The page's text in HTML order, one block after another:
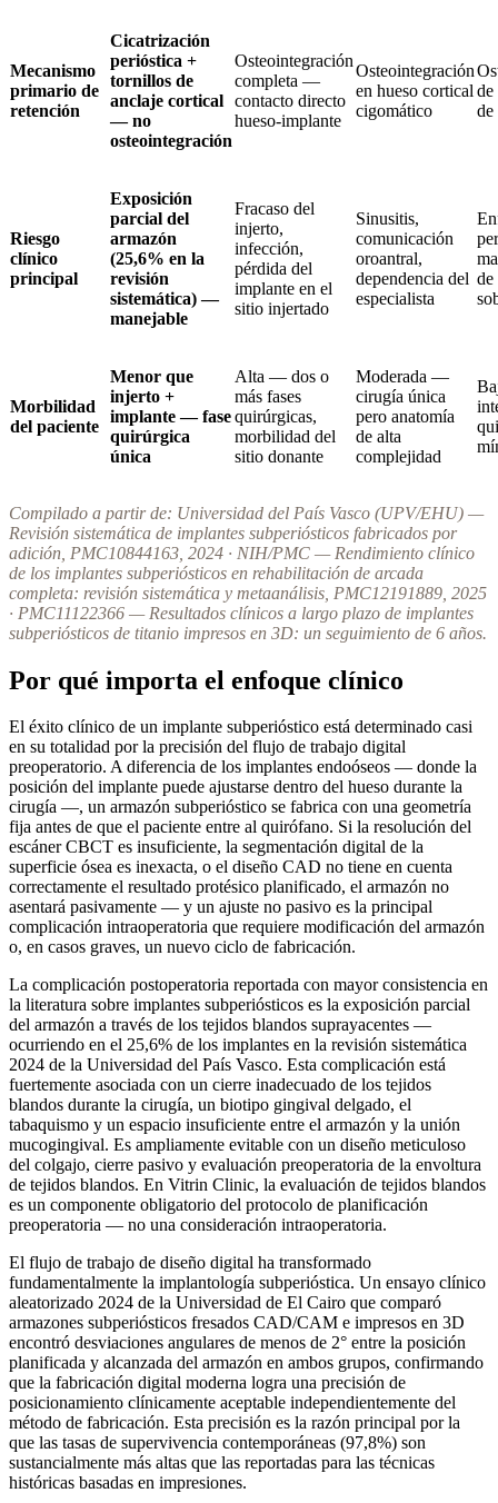
Mecanismo
primario de
retención
Cicatrización
perióstica +
tornillos de
anclaje cortical
— no
osteointegración
Osteointegración
completa —
contacto directo
hueso-implante
Osteointegración
en hueso cortical
cigomático
de
de
Riesgo
clínico
principal
Exposición
parcial del
armazón
(25,6% en la
revisión
sistemática) —
manejable
Fracaso del
injerto,
infección,
pérdida del
implante en el
sitio injertado
Sinusitis,
comunicación
oroantral,
dependencia del
especialista
de
Morbilidad
del paciente
Menor que
injerto +
implante — fase
quirúrgica
única
Alta — dos o
más fases
quirúrgicas,
morbilidad del
sitio donante
Moderada —
cirugía única
pero anatomía
de alta
complejidad
Compilado a partir de: Universidad del País Vasco (UPV/EHU) —
Revisión sistemática de implantes subperiósticos fabricados por
adición, PMC10844163, 2024 · NIH/PMC — Rendimiento clínico
de los implantes subperiósticos en rehabilitación de arcada
completa: revisión sistemática y metaanálisis, PMC12191889, 2025
· PMC11122366 — Resultados clínicos a largo plazo de implantes
subperiósticos de titanio impresos en 3D: un seguimiento de 6 años.
Por qué importa el enfoque clínico
El éxito clínico de un implante subperióstico está determinado casi
en su totalidad por la precisión del flujo de trabajo digital
preoperatorio. A diferencia de los implantes endoóseos — donde la
posición del implante puede ajustarse dentro del hueso durante la
cirugía —, un armazón subperióstico se fabrica con una geometría
fija antes de que el paciente entre al quirófano. Si la resolución del
escáner CBCT es insuficiente, la segmentación digital de la
superficie ósea es inexacta, o el diseño CAD no tiene en cuenta
correctamente el resultado protésico planificado, el armazón no
asentará pasivamente — y un ajuste no pasivo es la principal
complicación intraoperatoria que requiere modificación del armazón
o, en casos graves, un nuevo ciclo de fabricación.
La complicación postoperatoria reportada con mayor consistencia en
la literatura sobre implantes subperiósticos es la exposición parcial
del armazón a través de los tejidos blandos suprayacentes —
ocurriendo en el 25,6% de los implantes en la revisión sistemática
2024 de la Universidad del País Vasco. Esta complicación está
fuertemente asociada con un cierre inadecuado de los tejidos
blandos durante la cirugía, un biotipo gingival delgado, el
tabaquismo y un espacio insuficiente entre el armazón y la unión
mucogingival. Es ampliamente evitable con un diseño meticuloso
del colgajo, cierre pasivo y evaluación preoperatoria de la envoltura
de tejidos blandos. En Vitrin Clinic, la evaluación de tejidos blandos
es un componente obligatorio del protocolo de planificación
preoperatoria — no una consideración intraoperatoria.
El flujo de trabajo de diseño digital ha transformado
fundamentalmente la implantología subperióstica. Un ensayo clínico
aleatorizado 2024 de la Universidad de El Cairo que comparó
armazones subperiósticos fresados CAD/CAM e impresos en 3D
encontró desviaciones angulares de menos de 2° entre la posición
planificada y alcanzada del armazón en ambos grupos, confirmando
que la fabricación digital moderna logra una precisión de
posicionamiento clínicamente aceptable independientemente del
método de fabricación. Esta precisión es la razón principal por la
que las tasas de supervivencia contemporáneas (97,8%) son
sustancialmente más altas que las reportadas para las técnicas
históricas basadas en impresiones.